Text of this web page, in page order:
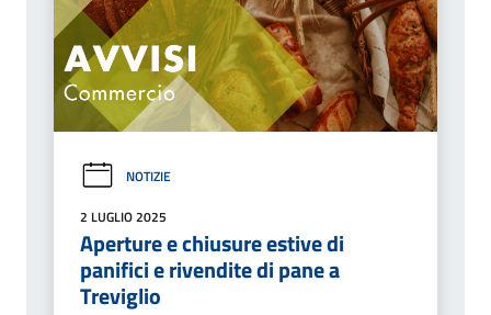
NOTIZIE
2 LUGLIO 2025
Aperture e chiusure estive di
panifici e rivendite di pane a
Treviglio